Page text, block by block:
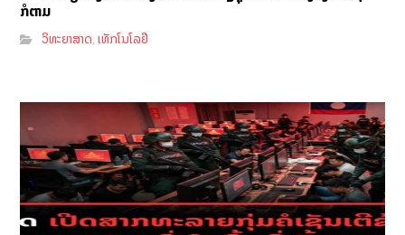
ກໍຕາມ
ວິທະຍາສາດ,ເທັກໂນໂລຢີ